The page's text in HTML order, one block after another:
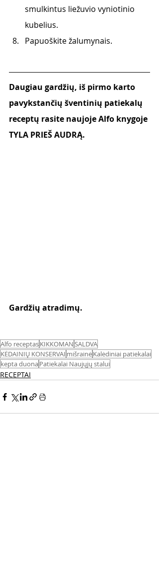
smulkintus liežuvio vyniotinio
kubelius.
Papuoškite žalumynais.
Daugiau gardžių, iš pirmo karto
pavykstančių šventinių patiekalų
receptų rasite naujoje Alfo knygoje
TYLA PRIEŠ AUDRĄ.
Gardžių atradimų.
Alfo receptasKIKKOMANSALDVA
KĖDAINIŲ KONSERVAI mišrainėKalėdiniai patiekalai
kepta duonaPatiekalai Naujųjų stalui
RECEPTAI